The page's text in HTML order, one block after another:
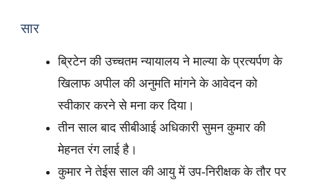
सार
ब्रिटेन की उच्चतम न्यायालय ने माल्या के प्रत्यर्पण के
खिलाफ अपील की अनुमति मांगने के आवेदन को
स्वीकार करने से मना कर दिया।
तीन साल बाद सीबीआई अधिकारी सुमन कुमार की
मेहनत रंग लाई है।
कुमार ने तेईस साल की आयु में उप-निरीक्षक के तौर पर